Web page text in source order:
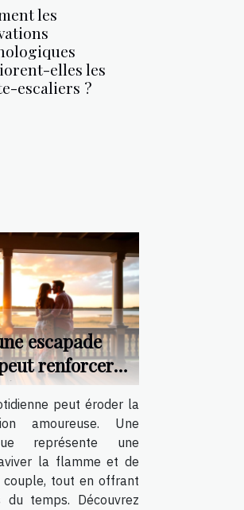
les
elles les
escaliers ?
escapade
renforcer
?
peut éroder la
amoureuse. Une
représente une
la flamme et de
tout en offrant
temps. Découvrez